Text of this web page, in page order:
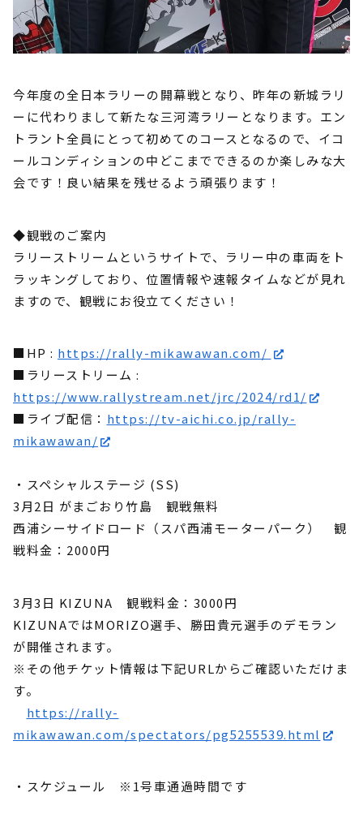
今年度の全日本ラリーの開幕戦となり、昨年の新城ラリ
ーに代わりまして新たな三河湾ラリーとなります。エン
トラント全員にとって初めてのコースとなるので、イコ
ールコンディションの中どこまでできるのか楽しみな大
会です！良い結果を残せるよう頑張ります！
◆観戦のご案内
ラリーストリームというサイトで、ラリー中の車両をト
ラッキングしており、位置情報や速報タイムなどが見れ
ますので、観戦にお役立てください！
■HP : https://rally-mikawawan.com/
■ラリーストリーム :
https://www.rallystream.net/jrc/2024/rd1/
■ライブ配信： https://tv-aichi.co.jp/rally-
mikawawan/
・スペシャルステージ (SS)
3月2日 がまごおり竹島 観戦無料
西浦シーサイドロード（スパ西浦モーターパーク） 観
戦料金：2000円
3月3日 KIZUNA 観戦料金：3000円
KIZUNAではMORIZO選手、勝田貴元選手のデモラン
が開催されます。
※その他チケット情報は下記URLからご確認いただけま
す。
https://rally-
mikawawan.com/spectators/pg5255539.html
・スケジュール ※1号車通過時間です